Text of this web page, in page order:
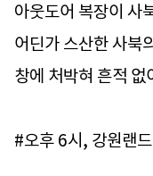
아웃도어 복장이 사
어딘가 스산한 사북
창에 처박혀 흔적 없
#오후 6시, 강원랜